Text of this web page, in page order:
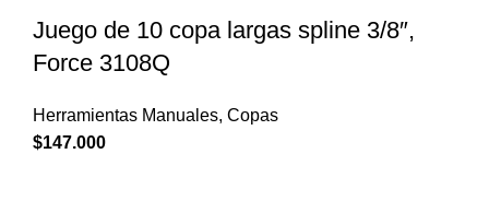
Juego de 10 copa largas spline 3/8″,
Force 3108Q
Herramientas Manuales, Copas
$147.000